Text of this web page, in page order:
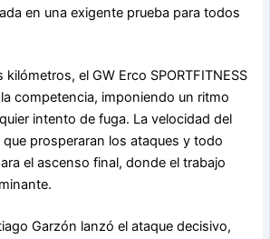
en una exigente prueba para todos
el GW Erco SPORTFITNESS
competencia, imponiendo un ritmo
intento de fuga. La velocidad del
prosperaran los ataques y todo
el ascenso final, donde el trabajo
Garzón lanzó el ataque decisivo,